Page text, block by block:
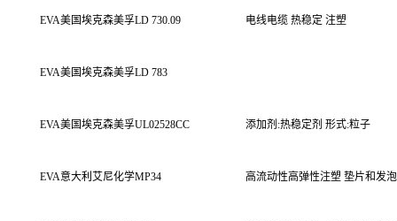
EVA美国埃克森美孚LD 730.09 电线电缆 热稳定 注塑
EVA美国埃克森美孚LD 783
EVA美国埃克森美孚UL02528CC 添加剂 :热稳定剂 形式:粒子
EVA意大利艾尼化学MP34 高流动性高弹性注塑 垫片和发